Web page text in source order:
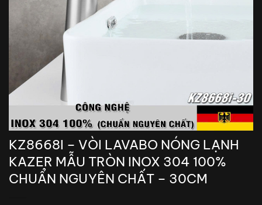
KZ8668I – VÒI LAVABO NÓNG LẠNH
KAZER MẪU TRÒN INOX 304 100%
CHUẨN NGUYÊN CHẤT – 30CM